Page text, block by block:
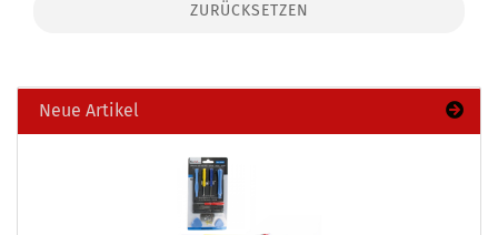
ZURÜCKSETZEN
Neue Artikel